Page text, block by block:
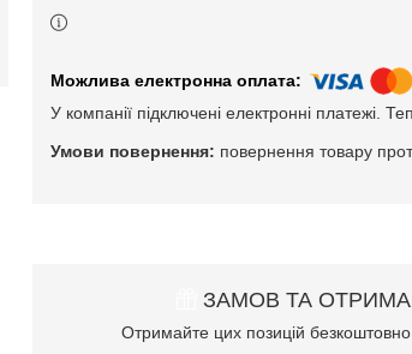
У компанії підключені електронні платежі.
повернення товару
ЗАМОВ ТА
Отримайте цих позицій